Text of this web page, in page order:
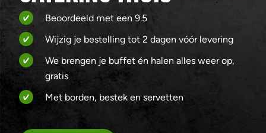
Beoordeeld met een 9.5
Wijzig je bestelling tot 2 dagen vóór levering
We brengen je buffet én halen alles weer op,
gratis
Met borden, bestek en servetten